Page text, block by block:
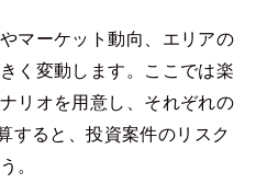
マーケット動向、エリアの
く変動します。ここでは楽
リオを用意し、それぞれの
すると、投資案件のリスク
。